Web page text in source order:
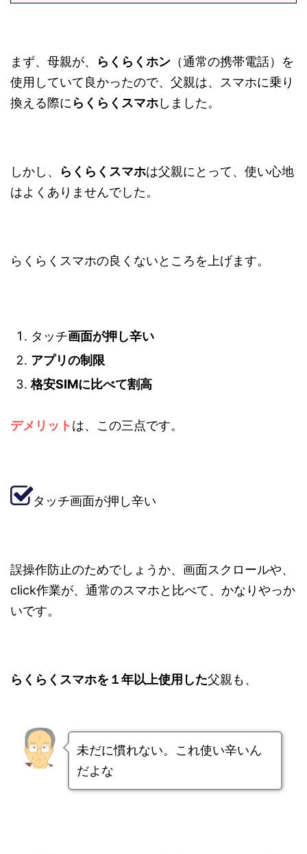
まず、母親が、 らくらくホン （通常の携帯電話）を
使用していて良かったので、父親は、スマホに乗り
換える際に らくらくスマホしました。
しかし、 らくらくスマホは父親にとって、使い心地
はよくありませんでした。
らくらくスマホの良くないところを上げます。
タッチ画面が押し辛い
アプリの制限
格安SIMに比べて割高
デメリットは、この三点です。
タッチ画面が押し辛い
誤操作防止のためでしょうか、画面スクロールや、
click作業が、通常のスマホと比べて、かなりやっか
いです。
らくらくスマホを１年以上使用した父親も、
未だに慣れない。これ使い辛いん
だよな